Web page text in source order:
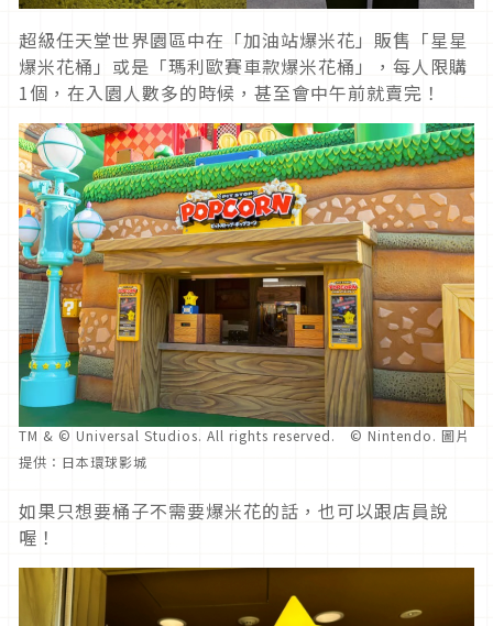
超級任天堂世界園區中在「加油站爆米花」販售「星星
爆米花桶」或是「瑪利歐賽車款爆米花桶」，每人限購
1個，在入園人數多的時候，甚至會中午前就賣完！
TM & © Universal Studios. All rights reserved. © Nintendo. 圖片
提供：日本環球影城
如果只想要桶子不需要爆米花的話，也可以跟店員說
喔！